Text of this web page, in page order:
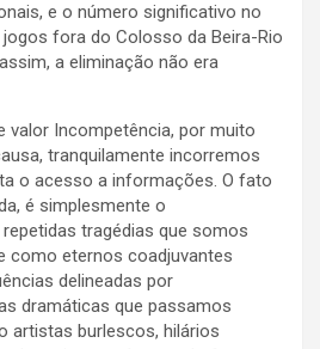
e o número significativo no
fora do Colosso da Beira-Rio
a eliminação não era
valor Incompetência, por muito
tranquilamente incorremos
o acesso a informações. O fato
é simplesmente o
tragédias que somos
como eternos coadjuvantes
delineadas por
dramáticas que passamos
artistas burlescos, hilários